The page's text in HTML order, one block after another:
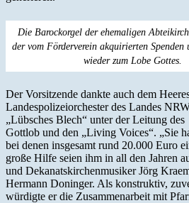
Die Barockorgel der ehemaligen
der vom Förderverein akquirierten
wieder zum Lobe Gottes.
Der Vorsitzende dankte auch dem
Landespolizeiorchester des Landes
„Lübsches Blech“ unter der Leitung
Gottlob und den „Living Voices“. „Sie
bei denen insgesamt rund 20.000 Euro
große Hilfe seien ihm in all den Jahren
und Dekanatskirchenmusiker Jörg
Hermann Doninger. Als konstruktiv,
würdigte er die Zusammenarbeit mit